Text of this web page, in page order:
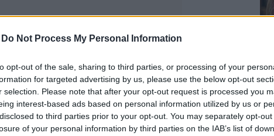
Do Not Process My Personal Information
opt-out of the sale, sharing to third parties, or processing of your
for targeted advertising by us, please use the below opt-out
selection. Please note that after your opt-out request is processed you
interest-based ads based on personal information utilized by us or
to third parties prior to your opt-out. You may separately opt-
of your personal information by third parties on the IAB’s list of
terjedő
a csendet egy édesanyjáról,
Károly királyfeleségéről ugyanis az
is. A királyné első házasságából